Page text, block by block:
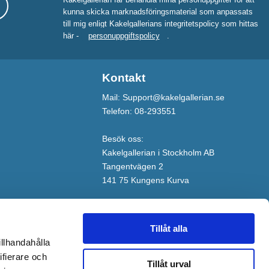
och
Tillåt alla
Tillåt urval
kunna skicka marknadsföringsmaterial som anpassats
till mig enligt Kakelgallerians integritetspolicy som hittas
här -
personuppgiftspolicy
Kontakt
Mail: Support@kakelgallerian.se
Telefon: 08-293551
Besök oss:
Kakelgallerian i Stockholm AB
Tangentvägen 2
141 75 Kungens Kurva